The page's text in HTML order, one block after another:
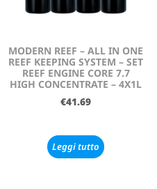
MODERN REEF – ALL IN ONE
REEF KEEPING SYSTEM – SET
REEF ENGINE CORE 7.7
HIGH CONCENTRATE – 4X1L
€41.69
Leggi tutto